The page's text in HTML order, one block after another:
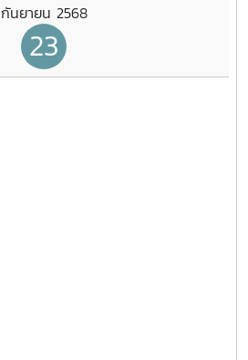
กันยายน 2568
23